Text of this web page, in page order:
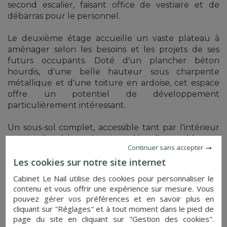
second escalier, faisant office de vestiaire et de
débarras pour le personnel.
Le deuxième étage accueille un vaste plateau à
aménager selon les besoins et les projets de ses
futurs occupants. Doté d'un plancher béton
hourdis, d'une belle hauteur sous charpente
métallique et d'une toiture en ardoise, cet espace
offre un potentiel de développement
particulièrement intéressant.
Un sous-sol complet, accessible tant par l'intérieur
que par l'extérieur, vient compléter l'ensemble.
De nombreuses dépendances agrémentent la
indépendants.
A/ 5 logements indépendants (ancienne écurie)
Continuer sans accepter
Les cookies sur notre site internet
Cabinet Le Nail utilise des cookies pour personnaliser le
contenu et vous offrir une expérience sur mesure. Vous
pouvez gérer vos préférences et en savoir plus en
cliquant sur "Réglages" et à tout moment dans le pied de
page du site en cliquant sur "Gestion des cookies".